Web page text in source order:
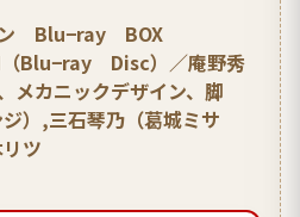
ン Blu−ray BOX
Blu−ray Disc）／庵野秀
メカニックデザイン、脚
）,三石琴乃（葛城ミサ
ツ